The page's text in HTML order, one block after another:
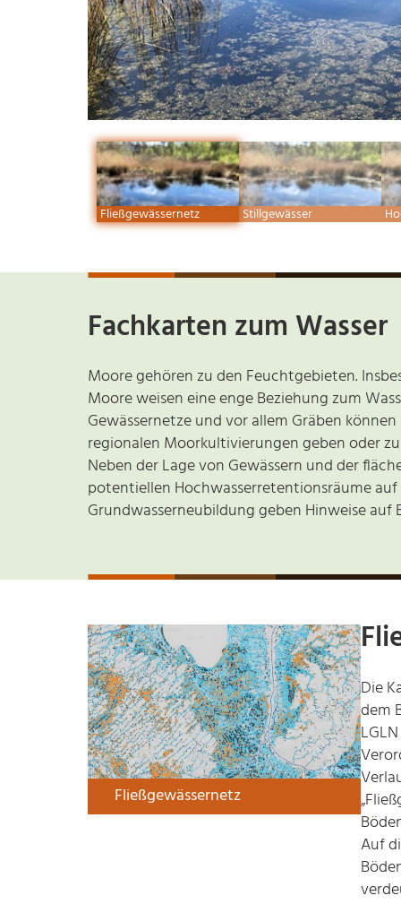
Fließgewässernetz Stillgewässer
Fachkarten zum Wasser
Moore gehören zu den Feuchtgebieten.
Moore weisen eine enge Beziehung zum
Gewässernetze und vor allem Gräben
regionalen Moorkultivierungen geben oder
Neben der Lage von Gewässern und der
potentiellen Hochwasserretentionsräume
Grundwasserneubildung geben Hinweise auf
© MoorIS
Fließgewässernetz
Die
dem
Auf